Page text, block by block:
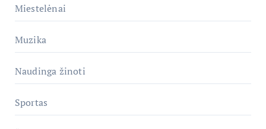
Miestelėnai
Muzika
Naudinga žinoti
Sportas